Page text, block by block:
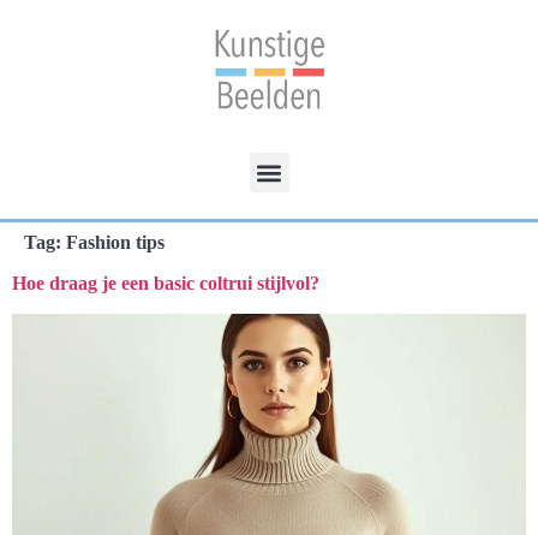
Tag: Fashion tips
Hoe draag je een basic coltrui stijlvol?